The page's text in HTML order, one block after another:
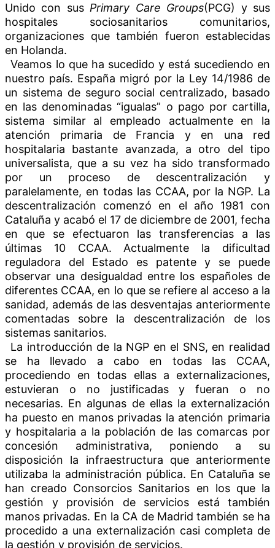
Unido con susPrimary Care Groups(PCG) y sus
hospitales sociosanitarios comunitarios,
organizaciones que también fueron establecidas
en Holanda.
Veamos lo que ha sucedido y está sucediendo en
nuestro país. España migró por la Ley 14/1986 de
un sistema de seguro social centralizado, basado
en las denominadas “igualas” o pago por cartilla,
sistema similar al empleado actualmente en la
atención primaria de Francia y en una red
hospitalaria bastante avanzada, a otro del tipo
universalista, que a su vez ha sido transformado
por un proceso de descentralización y
paralelamente, en todas las CCAA, por la NGP. La
descentralización comenzó en el año 1981 con
Cataluña y acabó el 17 de diciembre de 2001, fecha
en que se efectuaron las transferencias a las
últimas 10 CCAA. Actualmente la dificultad
reguladora del Estado es patente y se puede
observar una desigualdad entre los españoles de
diferentes CCAA, en lo que se refiere al acceso a la
sanidad, además de las desventajas anteriormente
comentadas sobre la descentralización de los
sistemas sanitarios.
La introducción de la NGP en el SNS, en realidad
se ha llevado a cabo en todas las CCAA,
procediendo en todas ellas a externalizaciones,
estuvieran o no justificadas y fueran o no
necesarias. En algunas de ellas la externalización
ha puesto en manos privadas la atención primaria
y hospitalaria a la población de las comarcas por
concesión administrativa, poniendo a su
disposición la infraestructura que anteriormente
utilizaba la administración pública. En Cataluña se
han creado Consorcios Sanitarios en los que la
gestión y provisión de servicios está también
manos privadas. En la CA de Madrid también se ha
procedido a una externalización casi completa de
la gestión y provisión de servicios.